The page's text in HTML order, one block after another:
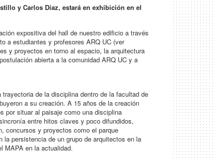
y Carlos Díaz, estará en exhibición en el
expositiva del hall de nuestro edificio a través
a estudiantes y profesores ARQ UC (ver
y proyectos en torno al espacio, la arquitectura
abierta a la comunidad ARQ UC y a
de la disciplina dentro de la facultad de
a su creación. A 15 años de la creación
por situar al paisaje como una disciplina
entre hitos claves y poco difundidos,
concursos y proyectos como el parque
persistencia de un grupo de arquitectos en la
MAPA en la actualidad.